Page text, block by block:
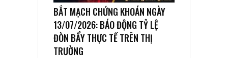
BẮT MẠCH CHỨNG KHOÁN NGÀY
13/07/2026: BÁO ĐỘNG TỶ LỆ
ĐÒN BẨY THỰC TẾ TRÊN THỊ
TRƯỜNG